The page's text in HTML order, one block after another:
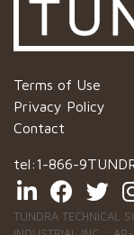
Terms of Use
Privacy Policy
Contact
tel:1-866-
TUNDRA TECHNICAL